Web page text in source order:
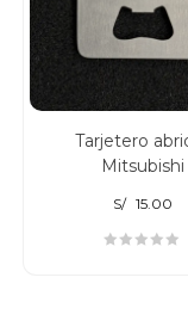
Tarjetero
Mitsubishi
S/ 15.00